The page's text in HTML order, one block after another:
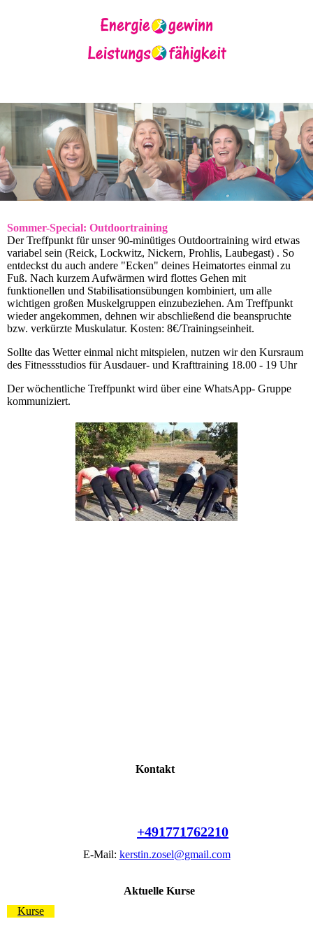
Sommer-Special: Outdoortraining
Der Treffpunkt für unser 90-minütiges Outdoortraining wird etwas
variabel sein (Reick, Lockwitz, Nickern, Prohlis, Laubegast) . So
entdeckst du auch andere "Ecken" deines Heimatortes einmal zu
Fuß. Nach kurzem Aufwärmen wird flottes Gehen mit
funktionellen und Stabilisationsübungen kombiniert, um alle
wichtigen großen Muskelgruppen einzubeziehen. Am Treffpunkt
wieder angekommen, dehnen wir abschließend die beanspruchte
bzw. verkürzte Muskulatur. Kosten: 8€/Trainingseinheit.
Sollte das Wetter einmal nicht mitspielen, nutzen wir den Kursraum
des Fitnessstudios für Ausdauer- und Krafttraining 18.00 - 19 Uhr
Der wöchentliche Treffpunkt wird über eine WhatsApp- Gruppe
kommuniziert.
Kontakt
+491771762210
E-Mail: kerstin.zosel@gmail.com
Aktuelle Kurse
Kurse